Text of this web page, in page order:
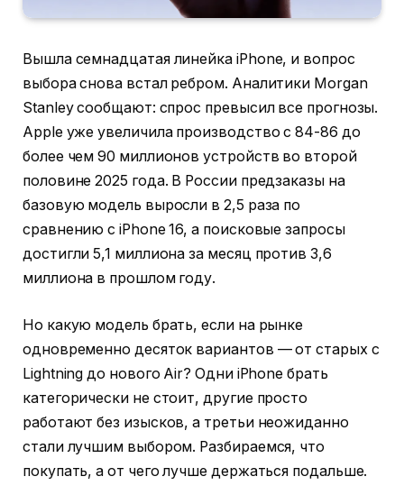
Вышла семнадцатая линейка iPhone, и вопрос
выбора снова встал ребром. Аналитики Morgan
Stanley сообщают: спрос превысил все прогнозы.
Apple уже увеличила производство с 84-86 до
более чем 90 миллионов устройств во второй
половине 2025 года. В России предзаказы на
базовую модель выросли в 2,5 раза по
сравнению с iPhone 16, а поисковые запросы
достигли 5,1 миллиона за месяц против 3,6
миллиона в прошлом году.
Но какую модель брать, если на рынке
одновременно десяток вариантов — от старых с
Lightning до нового Air? Одни iPhone брать
категорически не стоит, другие просто
работают без изысков, а третьи неожиданно
стали лучшим выбором. Разбираемся, что
покупать, а от чего лучше держаться подальше.